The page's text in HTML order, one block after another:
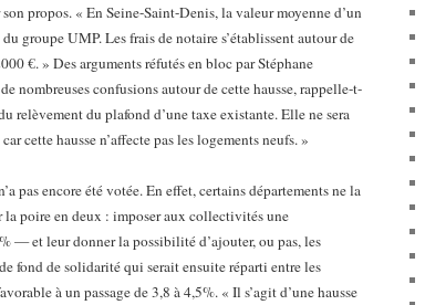
propos. « En Seine-Saint-Denis, la valeur moyenne d’un
groupe UMP. Les frais de notaire s’établissent autour de
€. » Des arguments réfutés en bloc par Stéphane
nombreuses confusions autour de cette hausse, rappelle-t-
relèvement du plafond d’une taxe existante. Elle ne sera
cette hausse n’affecte pas les logements neufs. »
pas encore été votée. En effet, certains départements ne la
la poire en deux : imposer aux collectivités une
— et leur donner la possibilité d’ajouter, ou pas, les
fond de solidarité qui serait ensuite réparti entre les
à un passage de 3,8 à 4,5%. « Il s’agit d’une hausse